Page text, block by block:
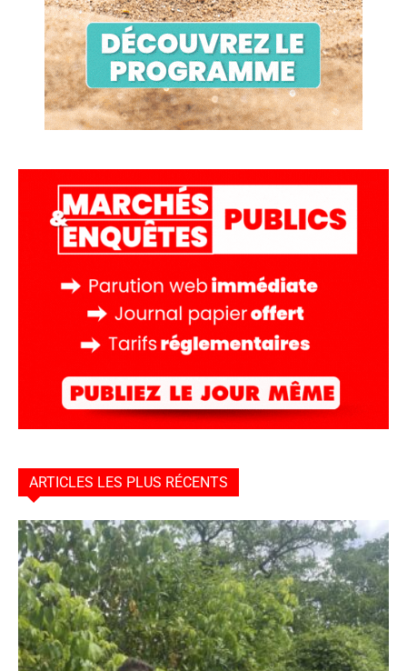
ARTICLES LES PLUS RÉCENTS